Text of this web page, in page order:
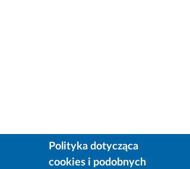
Polityka dotycząca
cookies i podobnych